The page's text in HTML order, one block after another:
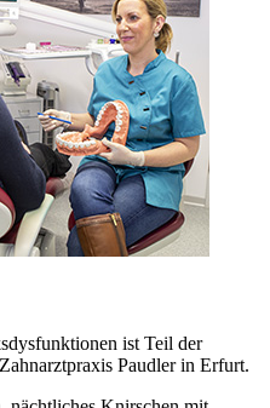
ist Teil der
Paudler in Erfurt.